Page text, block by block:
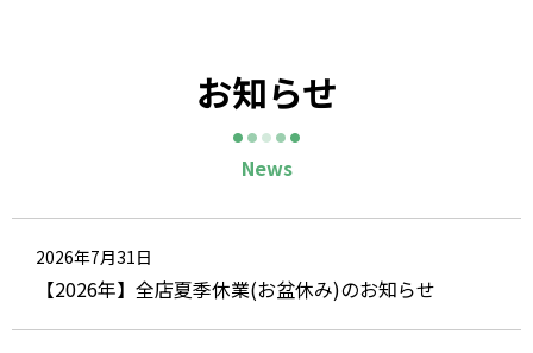
お知らせ
2026年7月31日
【2026年】全店夏季休業(お盆休み)のお知らせ